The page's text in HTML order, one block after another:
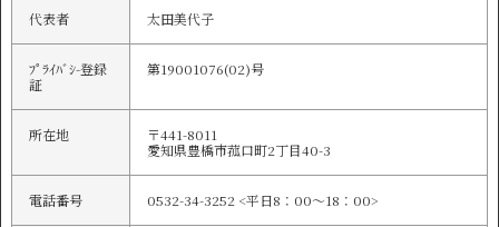
代表者 太田美代子
ﾌﾟﾗｲﾊﾞｼ-登録
証
第19001076(02)号
所在地
〒441-8011
愛知県豊橋市菰口町2丁目40-3
電話番号 0532-34-3252 <平日8：00～18：00>